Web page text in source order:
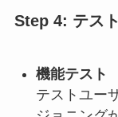
Step 4: テス
機能テスト
テストユー